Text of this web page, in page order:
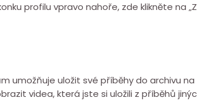
profilu vpravo nahoře, zde klikněte na
umožňuje uložit své příběhy do archivu
videa, která jste si uložili z příběhů